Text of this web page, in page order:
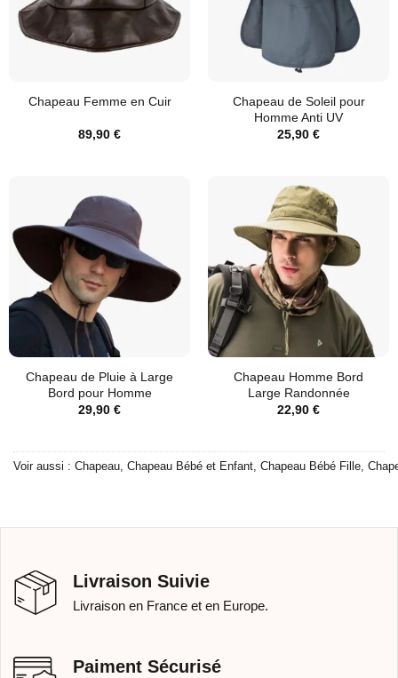
Chapeau Femme en Cuir
89,90 €
Chapeau de Soleil pour
Homme Anti UV
25,90 €
Chapeau de Pluie à Large
Bord pour Homme
29,90 €
Chapeau Homme Bord
Large Randonnée
22,90 €
Voir aussi : Chapeau Chapeau Bébé et Enfant Chapeau Bébé Fille
Livraison Suivie
Livraison en France et en Europe.
Paiment Sécurisé